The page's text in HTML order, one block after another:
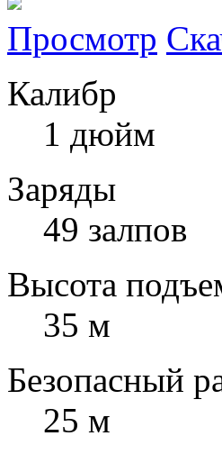
Просмотр
Калибр
1 дюйм
Заряды
49 залпов
Высота
35 м
Безопасный
25 м